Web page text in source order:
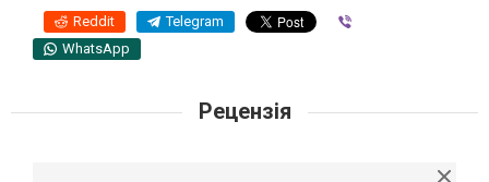
Reddit Telegram
WhatsApp
Рецензія